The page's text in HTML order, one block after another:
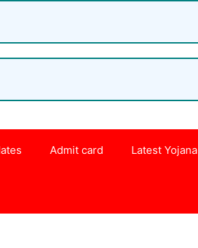
Admit card Latest Yojana